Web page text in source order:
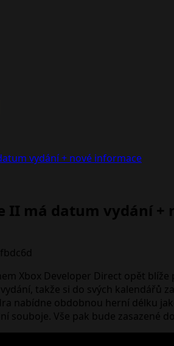
vydání + nové informace
II má datum vydání
Xbox Developer Direct opět
takže si do svých kalendářů
nabídne obdobnou herní délku
souboje. Vše pak bude zasazené